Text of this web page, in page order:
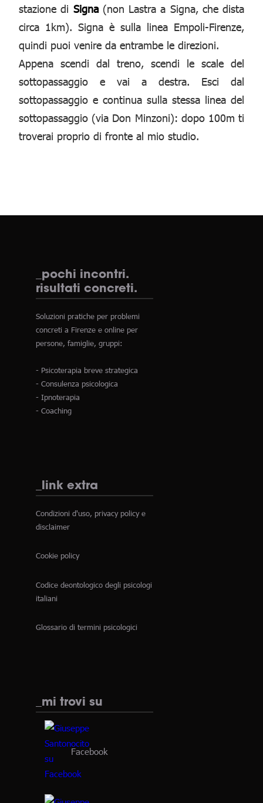
stazione di Signa(non Lastra a Signa, che dista
circa 1km). Signa è sulla linea Empoli-Firenze,
quindi puoi venire da entrambe le direzioni.
Appena scendi dal treno, scendi le scale del
sottopassaggio e vai a destra. Esci dal
sottopassaggio e continua sulla stessa linea del
sottopassaggio (via Don Minzoni): dopo 100m ti
troverai proprio di fronte al mio studio.
_pochi incontri.
risultati concreti.
Soluzioni pratiche per problemi
concreti a Firenze e online per
persone, famiglie, gruppi:
- Psicoterapia breve strategica
- Consulenza psicologica
- Ipnoterapia
- Coaching
_link extra
Condizioni d'uso, privacy policy e
disclaimer
Cookie policy
Codice deontologico degli psicologi
italiani
Glossario di termini psicologici
_mi trovi su
Facebook